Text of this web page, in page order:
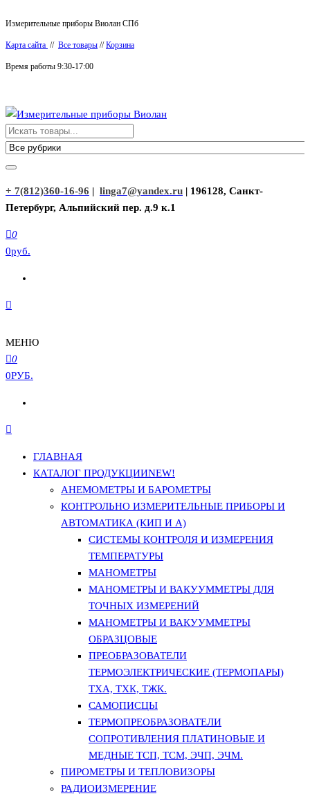
к
содержимому
Измерительные приборы Виолан СПб
Карта сайта // Все товары //Корзина
Время работы 9:30-17:00
Измерительные приборы Виолан
+ 7(812)360-16-96 | linga7@yandex.ru | 196128, Санкт-
Петербург, Альпийский пер. д.9 к.1
0
0руб.
МЕНЮ
0
0РУБ.
ГЛАВНАЯ
КАТАЛОГ ПРОДУКЦИИNEW!
АНЕМОМЕТРЫ И БАРОМЕТРЫ
КОНТРОЛЬНО ИЗМЕРИТЕЛЬНЫЕ ПРИБОРЫ И
АВТОМАТИКА (КИП И А)
СИСТЕМЫ КОНТРОЛЯ И ИЗМЕРЕНИЯ
ТЕМПЕРАТУРЫ
МАНОМЕТРЫ
МАНОМЕТРЫ И ВАКУУММЕТРЫ ДЛЯ
ТОЧНЫХ ИЗМЕРЕНИЙ
МАНОМЕТРЫ И ВАКУУММЕТРЫ
ОБРАЗЦОВЫЕ
ПРЕОБРАЗОВАТЕЛИ
ТЕРМОЭЛЕКТРИЧЕСКИЕ (ТЕРМОПАРЫ)
ТХА, ТХК, ТЖК.
САМОПИСЦЫ
ТЕРМОПРЕОБРАЗОВАТЕЛИ
СОПРОТИВЛЕНИЯ ПЛАТИНОВЫЕ И
МЕДНЫЕ ТСП, ТСМ, ЭЧП, ЭЧМ.
ПИРОМЕТРЫ И ТЕПЛОВИЗОРЫ
РАДИОИЗМЕРЕНИЕ